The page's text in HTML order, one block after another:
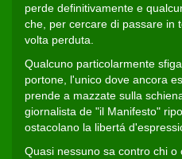
perde definitivamente e
che, per cercare di passare in
volta perduta.
Qualcuno particolarmente
portone, l'unico dove ancora
prende a mazzate sulla
giornalista de "il Manifesto"
ostacolano la libertá
Quasi nessuno sa contro chi o